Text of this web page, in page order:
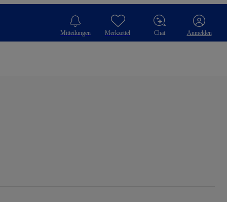
Mitteilungen Merkzettel Chat Anmelden